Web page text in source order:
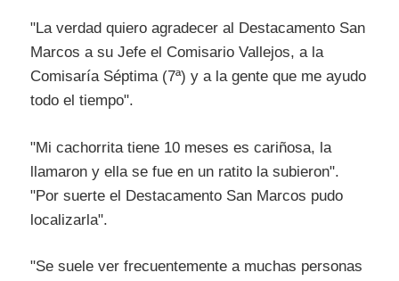
"La verdad quiero agradecer al Destacamento San
Marcos a su Jefe el Comisario Vallejos, a la
Comisaría Séptima (7ª) y a la gente que me ayudo
todo el tiempo".
"Mi cachorrita tiene 10 meses es cariñosa, la
llamaron y ella se fue en un ratito la subieron".
"Por suerte el Destacamento San Marcos pudo
localizarla".
"Se suele ver frecuentemente a muchas personas